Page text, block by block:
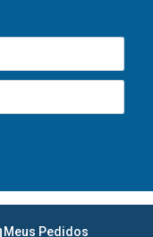
Meus Pedidos